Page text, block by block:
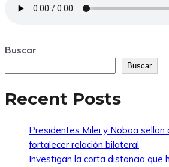
Buscar
Buscar
Recent Posts
Presidentes Milei y Noboa sellan
fortalecer relación bilateral
Investigan la corta distancia que